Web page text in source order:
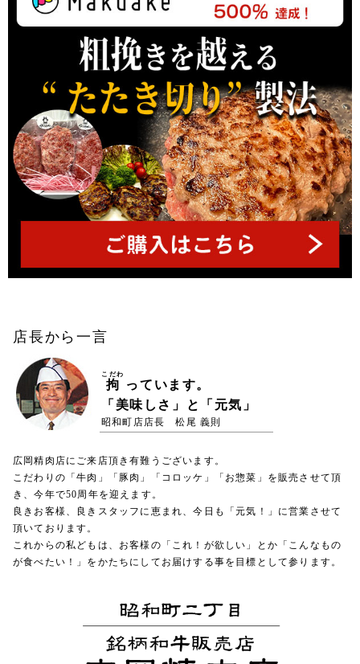
へ
店長から一言
拘
こだわ
っています。
「美味しさ」と「元気」
昭和町店店長 松尾 義則
広岡精肉店にご来店頂き有難うございます。
こだわりの「牛肉」「豚肉」「コロッケ」「お惣菜」を販売させて頂
き、今年で50周年を迎えます。
良きお客様、良きスタッフに恵まれ、今日も「元気！」に営業させて
頂いております。
これからの私どもは、お客様の「これ！が欲しい」とか「こんなもの
が食べたい！」をかたちにしてお届けする事を目標として参ります。